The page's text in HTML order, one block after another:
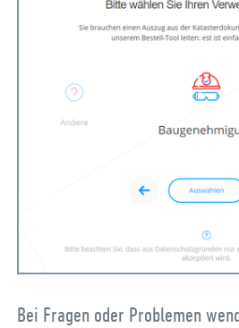
Bei Fragen oder Problemen